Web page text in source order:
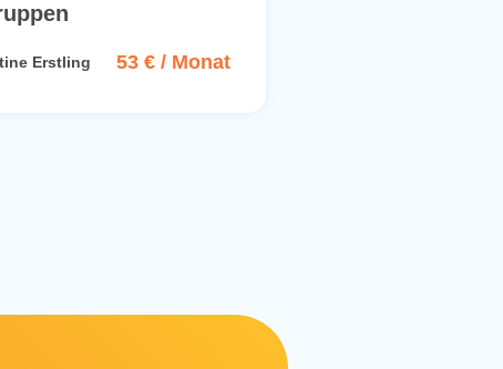
Erstling 53 € / Monat